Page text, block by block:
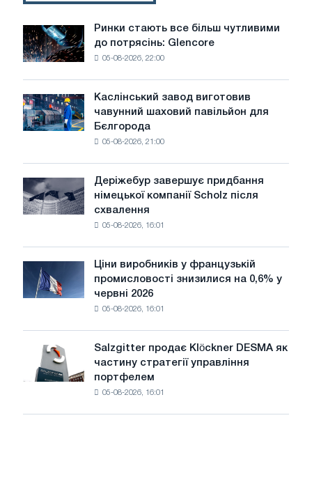
Ринки
стають
все
до
потрясінь:
Ринки стають все більш чутливими
до потрясінь: Glencore
05-08-2026, 22:00
Каслінський
завод
виготовив
для
Бєлгорода
Каслінський завод виготовив
чавунний шаховий павільйон для
Бєлгорода
05-08-2026, 21:00
Деріжебур
завершує
придбання
після
схвалення
Деріжебур завершує придбання
німецької компанії Scholz після
схвалення
05-08-2026, 16:01
Ціни
виробників
у
0,6%
2026
Ціни виробників у французькій
промисловості знизилися на 0,6% у
червні 2026
05-08-2026, 16:01
Salzgitter
продає
Klöckner
Salzgitter продає Klöckner DESMA як
частину стратегії управління
портфелем
05-08-2026, 16:01